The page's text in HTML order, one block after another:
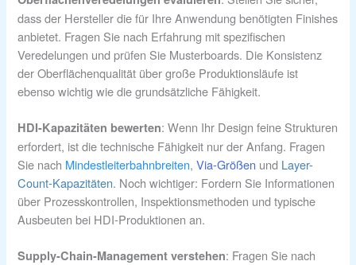
dass der Hersteller die für Ihre Anwendung benötigten Finishes
anbietet. Fragen Sie nach Erfahrung mit spezifischen
Veredelungen und prüfen Sie Musterboards. Die Konsistenz
der Oberflächenqualität über große Produktionsläufe ist
ebenso wichtig wie die grundsätzliche Fähigkeit.
HDI-Kapazitäten bewerten: Wenn Ihr Design feine Strukturen
erfordert, ist die technische Fähigkeit nur der Anfang. Fragen
Sie nach Mindestleiterbahnbreiten,Via-Größen und Layer-
Count-Kapazitäten. Noch wichtiger: Fordern Sie Informationen
über Prozesskontrollen, Inspektionsmethoden und typische
Ausbeuten bei HDI-Produktionen an.
Supply-Chain-Management verstehen: Fragen Sie nach